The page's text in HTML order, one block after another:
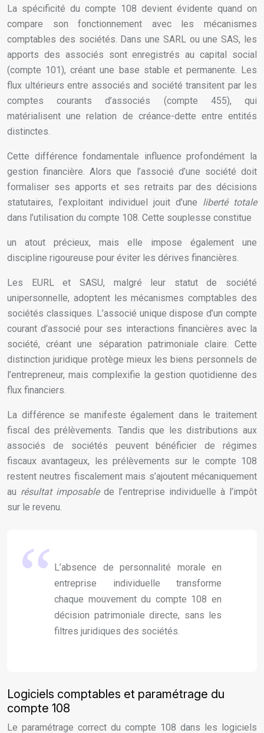
La spécificité du compte 108 devient évidente quand on
compare son fonctionnement avec les mécanismes
comptables des sociétés. Dans une SARL ou une SAS, les
apports des associés sont enregistrés au capital social
(compte 101), créant une base stable et permanente. Les
flux ultérieurs entre associés and société transitent par les
comptes courants d’associés (compte 455), qui
matérialisent une relation de créance-dette entre entités
distinctes.
Cette différence fondamentale influence profondément la
gestion financière. Alors que l’associé d’une société doit
formaliser ses apports et ses retraits par des décisions
statutaires, l’exploitant individuel jouit d’une liberté totale
dans l’utilisation du compte 108. Cette souplesse constitue
un atout précieux, mais elle impose également une
discipline rigoureuse pour éviter les dérives financières.
Les EURL et SASU, malgré leur statut de société
unipersonnelle, adoptent les mécanismes comptables des
sociétés classiques. L’associé unique dispose d’un compte
courant d’associé pour ses interactions financières avec la
société, créant une séparation patrimoniale claire. Cette
distinction juridique protège mieux les biens personnels de
l’entrepreneur, mais complexifie la gestion quotidienne des
flux financiers.
La différence se manifeste également dans le traitement
fiscal des prélèvements. Tandis que les distributions aux
associés de sociétés peuvent bénéficier de régimes
fiscaux avantageux, les prélèvements sur le compte 108
restent neutres fiscalement mais s’ajoutent mécaniquement
au résultat imposablede l’entreprise individuelle à l’impôt
sur le revenu.
L’absence de personnalité morale en
entreprise individuelle transforme
chaque mouvement du compte 108 en
décision patrimoniale directe, sans les
filtres juridiques des sociétés.
Logiciels comptables et paramétrage du
compte 108
Le paramétrage correct du compte 108 dans les logiciels